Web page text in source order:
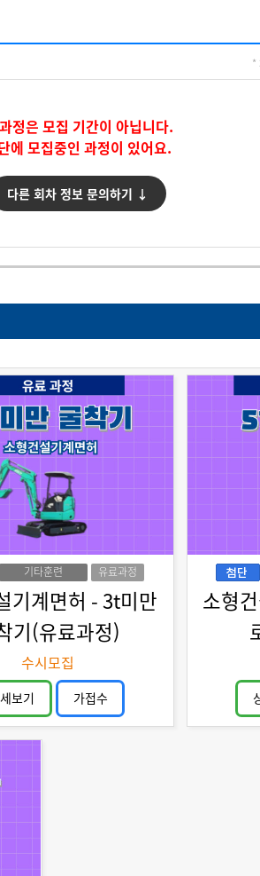
*
정은 모집 기간이 아닙니다.
에 모집중인 과정이 있어요.
다른 회차 정보 문의하기 ↓
기타훈련 유료과정
기계면허 - 3t미만
기(유료과정)
수시모집
보기 가접수
소형